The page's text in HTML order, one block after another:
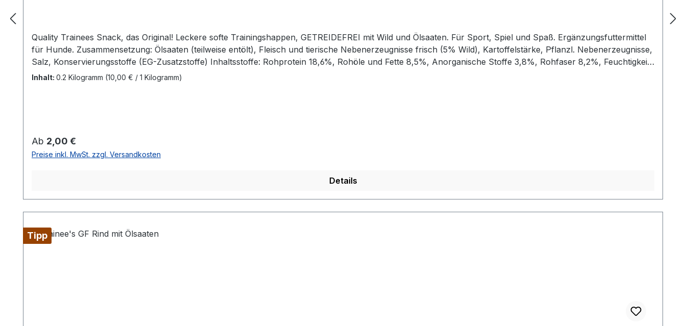
Quality Trainees Snack, das Original! Leckere softe Trainingshappen, GETREIDEFREI mit Wild und Ölsaaten. Für Sport, Spiel und Spaß. Ergänzungsfuttermittel
für Hunde. Zusammensetzung: Ölsaaten (teilweise entölt), Fleisch und tierische Nebenerzeugnisse frisch (5% Wild), Kartoffelstärke, Pflanzl. Nebenerzeugnisse,
Salz, Konservierungsstoffe (EG-Zusatzstoffe) Inhaltsstoffe: Rohprotein 18,6%, Rohöle und Fette 8,5%, Anorganische Stoffe 3,8%, Rohfaser 8,2%, Feuchtigkeit
28%
Inhalt: 0.2 Kilogramm (10,00 € / 1 Kilogramm)
Regulärer Preis:
Ab 2,00 €
Preise inkl. MwSt. zzgl. Versandkosten
Details
Tipp